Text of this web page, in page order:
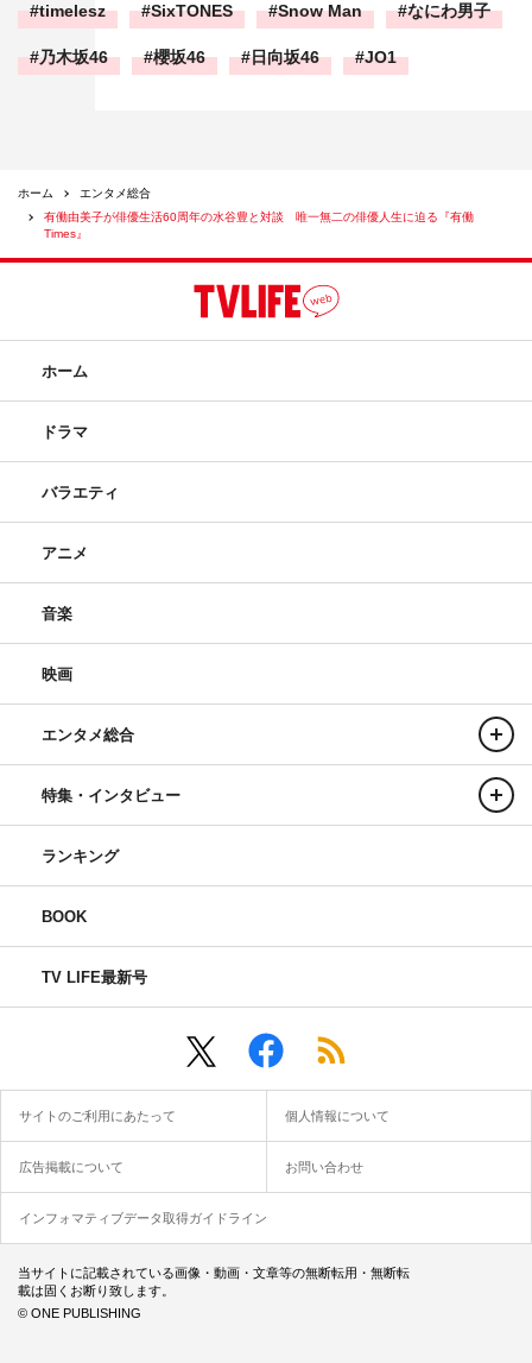
timelesz SixTONES Snow Man なにわ男子
乃木坂46 櫻坂46 日向坂46 JO1
ホーム
エンタメ総合
有働由美子が俳優生活60周年の水谷豊と対談 唯一無二の俳優人生に迫る『有働
Times』
ホーム
ドラマ
バラエティ
アニメ
音楽
映画
エンタメ総合
特集・インタビュー
ランキング
BOOK
TV LIFE最新号
サイトのご利用にあたって 個人情報について
広告掲載について お問い合わせ
インフォマティブデータ取得ガイドライン
当サイトに記載されている画像・動画・文章等の無断転用・無断転
載は固くお断り致します。
© ONE PUBLISHING